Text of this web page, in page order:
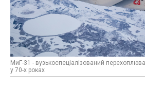
МиГ-31 - вузькоспеціалізований
у 70-х роках